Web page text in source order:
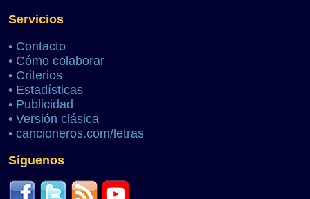
Servicios
• Contacto
• Cómo colaborar
• Criterios
• Estadísticas
• Publicidad
• Versión clásica
• cancioneros.com/letras
Síguenos